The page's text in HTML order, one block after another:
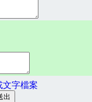
文字檔案